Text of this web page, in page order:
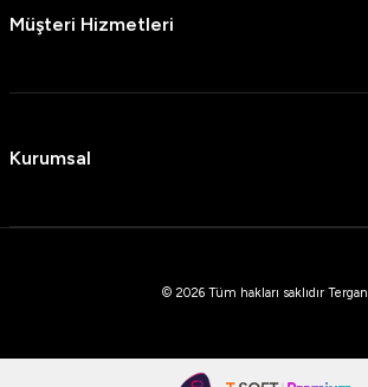
Müşteri Hizmetleri
Kurumsal
© 2026 Tüm hakları saklıdır Tergan